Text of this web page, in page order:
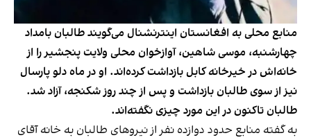
منابع محلی به افغانستان اینترنشنال می‌گویند طالبان بامداد
چهارشنبه، موسی شاهین، آوازخوان محلی ولایت پنجشیر را از
خانه‌اش در خیرخانه کابل بازداشت کرده‌اند. او در ماه دلو پارسال
نیز از سوی طالبان بازداشت و پس از چند روز شکنجه، آزاد شد.
طالبان تاکنون در این مورد چیزی نگفته‌اند.
به گفته منابع حدود دوازده نفر از نیروهای طالبان به خانه آقای